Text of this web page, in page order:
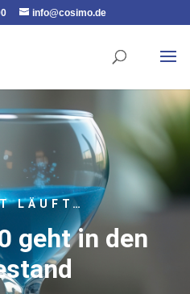
info@cosimo.de
LÄUFT…
geht in den